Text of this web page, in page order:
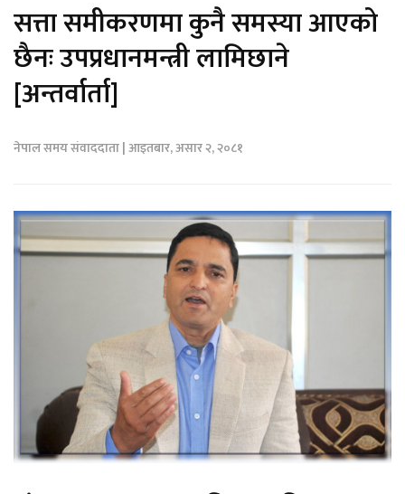
सत्ता समीकरणमा कुनै समस्या आएको
छैनः उपप्रधानमन्त्री लामिछाने
[अन्तर्वार्ता]
नेपाल समय संवाददाता | आइतबार, असार २, २०८१